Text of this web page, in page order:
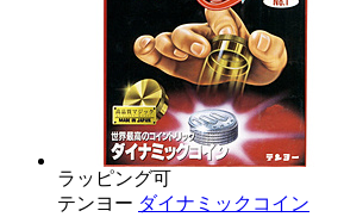
ラッピング可
テンヨー ダイナミックコイン